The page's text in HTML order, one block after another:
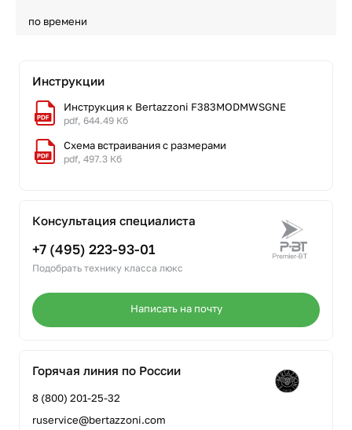
по времени
Инструкции
Инструкция к Bertazzoni F383MODMWSGNE
pdf, 644.49 Кб
Схема встраивания с размерами
pdf, 497.3 Кб
Консультация специалиста
+7 (495) 223-93-01
Подобрать технику класса люкс
Написать на почту
Горячая линия по России
8 (800) 201-25-32
ruservice@bertazzoni.com